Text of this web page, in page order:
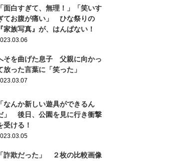
「面白すぎて、無理！」「笑いす
てお腹が痛い」 ひな祭りの
『家族写真』が、はんぱない！
そを曲げた息子 父親に向かっ
放った言葉に「笑った」
「なんか新しい遊具ができるん
」 後日、公園を見に行き衝撃
受ける！
「詐欺だった」 ２枚の比較画像